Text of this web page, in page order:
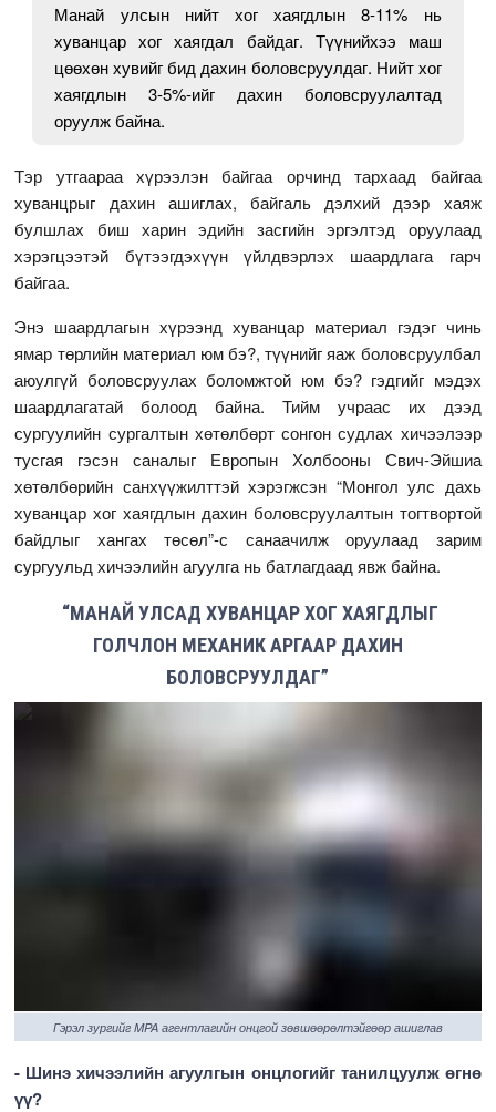
Манай улсын нийт хог хаягдлын 8-11% нь
хуванцар хог хаягдал байдаг. Түүнийхээ маш
цөөхөн хувийг бид дахин боловсруулдаг. Нийт хог
хаягдлын 3-5%-ийг дахин боловсруулалтад
оруулж байна.
Тэр утгаараа хүрээлэн байгаа орчинд тархаад байгаа
хуванцрыг дахин ашиглах, байгаль дэлхий дээр хаяж
булшлах биш харин эдийн засгийн эргэлтэд оруулаад
хэрэгцээтэй бүтээгдэхүүн үйлдвэрлэх шаардлага гарч
байгаа.
Энэ шаардлагын хүрээнд хуванцар материал гэдэг чинь
ямар төрлийн материал юм бэ?, түүнийг яаж боловсруулбал
аюулгүй боловсруулах боломжтой юм бэ? гэдгийг мэдэх
шаардлагатай болоод байна. Тийм учраас их дээд
сургуулийн сургалтын хөтөлбөрт сонгон судлах хичээлээр
тусгая гэсэн саналыг Европын Холбооны Свич-Эйшиа
хөтөлбөрийн санхүүжилттэй хэрэгжсэн “Монгол улс дахь
хуванцар хог хаягдлын дахин боловсруулалтын тогтвортой
байдлыг хангах төсөл”-с санаачилж оруулаад зарим
сургуульд хичээлийн агуулга нь батлагдаад явж байна.
“МАНАЙ УЛСАД ХУВАНЦАР ХОГ ХАЯГДЛЫГ
ГОЛЧЛОН МЕХАНИК АРГААР ДАХИН
БОЛОВСРУУЛДАГ”
Гэрэл зургийг MPA агентлагийн онцгой зөвшөөрөлтэйгөөр ашиглав
- Шинэ хичээлийн агуулгын онцлогийг танилцуулж өгнө
үү?